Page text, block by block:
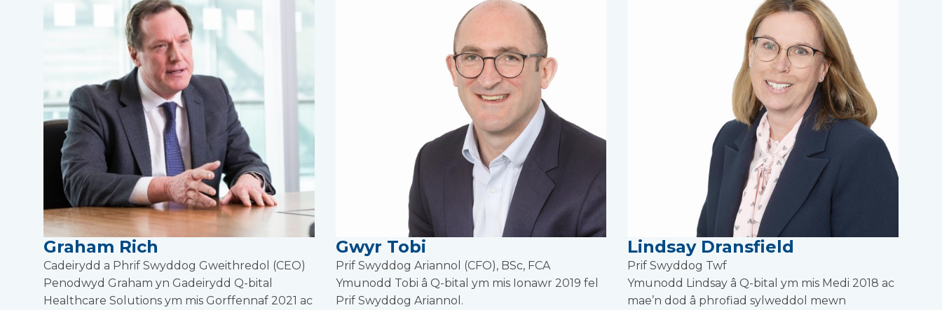
Graham Rich
Cadeirydd a Phrif Swyddog Gweithredol (CEO)
Penodwyd Graham yn Gadeirydd Q-bital
Healthcare Solutions ym mis Gorffennaf 2021 ac
Gwyr Tobi
Prif Swyddog Ariannol (CFO), BSc, FCA
Ymunodd Tobi â Q-bital ym mis Ionawr 2019 fel
Prif Swyddog Ariannol.
Lindsay Dransfield
Prif Swyddog Twf
Ymunodd Lindsay â Q-bital ym mis Medi 2018 ac
mae’n dod â phrofiad sylweddol mewn